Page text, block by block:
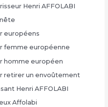
Henri AFFOLABI
européens
femme européenne
homme européen
retirer un envoûtement
Henri AFFOLABI
Affolabi